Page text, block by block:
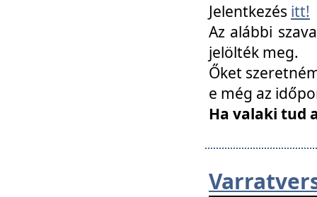
Jelentkezés itt!
Az alábbi
jelölték meg.
Őket
e még az
Ha valaki tud